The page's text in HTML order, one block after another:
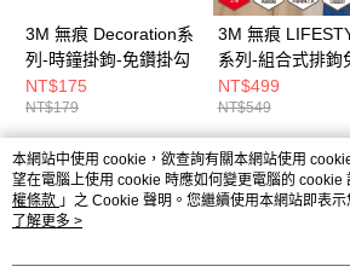
3M 無痕 Decoration系
列-時鐘掛鉤-免鑽掛勾
NT$175
NT$179
3M 無痕
系列-組合式排鉤
掛勾-白色-5鉤組
NT$499
NT$549
熱門標籤
本網站中使用 cookie，欲查詢有關本網站使用
望在電腦上使用 cookie 時應如何變更電腦的 cookie
權條款 」之 Cookie 聲明。您繼續使用本網站即表
用條款之 Cookie 聲明使用 cookie。
了解更多 >